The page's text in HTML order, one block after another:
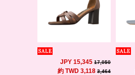
JPY 15,345 17,050
約 TWD 3,118 3,464